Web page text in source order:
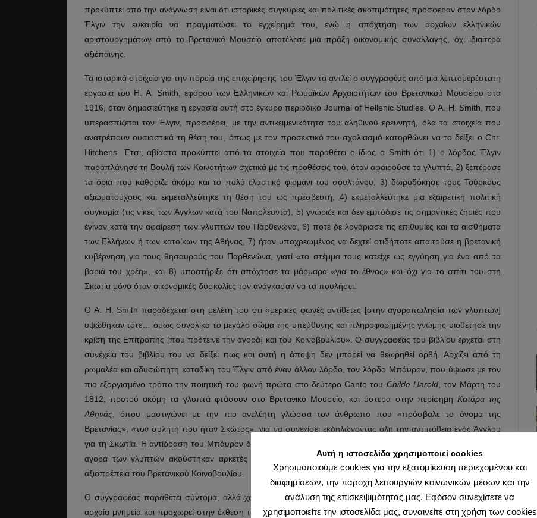
προκύπτει από την ανάγνωση είναι ότι ιστορικές συγκυρίες και πολιτικές σκοπιμότητες πρόσφεραν στον λόρδο
Έλγιν την ευκαιρία να πραγματώσει το εγχείρημά του, ενώ η απόχτηση των αρχαίων ελληνικών
αριστουργημάτων από το Βρετανικό Μουσείο αποτέλεσε μια πράξη οικονομικής συναλλαγής, όχι ιδιαίτερα
αξιέπαινης.
Τα ιστορικά στοιχεία για την πορεία της επιχείρησης του Έλγιν τα αντλεί ο συγγραφέας από μια λεπτομερέστατη
εργασία του H. A. Smith, εφόρου των Ελληνικών και Ρωμαϊκών Αρχαιοτήτων του Βρετανικού Μουσείου στα
1916, όταν δημοσιεύτηκε η εργασία αυτή στο έγκυρο περιοδικό Journal of Hellenic Studies. Ο A. H. Smith, που
υπερασπίζεται τον Έλγιν, προσφέρει, με την αντικειμενικότητα του αληθινού ερευνητή, όλα τα στοιχεία που
ανατρέπουν ουσιαστικά τη θέση του, όπως με τον προσεκτικό του σχολιασμό κατορθώνει να το δείξει ο Chr.
Hitchens. Έτσι, αβίαστα προκύπτει από τα στοιχεία που παραθέτει ο ίδιος ο Smith ότι 1) ο λόρδος Έλγιν
παραπλάνησε τη Βουλή των Κοινοτήτων σχετικά με τις προθέσεις του, όταν αφαιρούσε τα γλυπτά, 2) ξεπέρασε
τα όρια που καθόριζε ακόμα και το πολύ ελαστικό φιρμάνι του σουλτάνου, 3) δωροδόκησε τους Τούρκους
αξιωματούχους και εκμεταλλεύτηκε τη θέση του ως πρεσβευτή, 4) εκμεταλλεύτηκε μια εξαιρετική πολιτική
συγκυρία (τις νίκες των Άγγλων κατά του Ναπολέοντα), 5) γνώριζε και δεν εμπόδισε τις σημαντικές ζημιές που
έγιναν κατά την αφαίρεση των γλυπτών του Παρθενώνα, 6) ποτέ δε λογάριασε τις επιθυμίες και τα αισθήματα
των Ελλήνων ή των κατοίκων της Αθήνας, 7) ήταν υποχρεωμένος να δεχτεί οτιδήποτε απαιτούσε η βρετανική
κυβέρνηση για τους θησαυρούς του Παρθενώνα, γιατί «το στέμμα τους κατείχε ως εγγύηση για ένα από τα
βαριά του χρέη», και 8) υποστήριξε ότι απόχτησε τα μάρμαρα «για το έθνος» και όχι για το σπίτι του στη
Σκωτία μόνο όταν οικονομικές δυσκολίες τον ανάγκασαν να τα πουλήσει.
Ο A. H. Smith παραδέχεται στη μελέτη του ότι «μερικές φωνές αντίθετες [στην αγοραπωλησία των γλυπτών]
υψώθηκαν τότε… όμως συνολικά το μεγάλο σώμα της υπεύθυνης και πληροφορημένης γνώμης υιοθέτησε την
κρίση της Επιτροπής [που πρότεινε την αγορά] και του Κοινοβουλίου». Ο συγγραφέας του βιβλίου έρχεται στη
συνέχεια του βιβλίου του να δείξει πως και αυτή η άποψη δεν μπορεί να θεωρηθεί ορθή. Αρχίζει από τη
ρωμαλέα και αδυσώπητη καταδίκη του Έλγιν από έναν άλλον λόρδο, τον λόρδο Μπάυρον, που ύψωσε με τον
πιο εξοργισμένο τρόπο την ποιητική του φωνή πρώτα στο δεύτερο Canto του ChildeHarold , τον Μάρτη του
1812, προτού ακόμη τα γλυπτά φτάσουν στο Βρετανικό Μουσείο, και ύστερα στην περίφημη Κατάρα της
Αθηνάς , όπου μαστιγώνει με την πιο ανελέητη γλώσσα τον άνθρωπο που «πρόσβαλε το όνομα της
Βρετανίας», «τον συλητή που ήταν Σκώτος», για να συνεχίσει εκδηλώνοντας όλη την αντιπάθεια ενός Άγγλου
για τη Σκωτία. Η αντίδραση του Μπάυρον δεν ήταν η μόνη˙ στη συζήτηση που έγινε στο Κοινοβούλιο για την
αγορά των γλυπτών ακούστηκαν αρκετές ομόλογες κρίσεις, όσο κι αν είναι διατυπωμένες με την εθιμική
αξιοπρέπεια του Βρετανικού Κοινοβουλίου.
Ο συγγραφέας παραθέτει σύντομα, αλλά χαρακτηριστικά, τεκμήρια για τη στάση των Ελλήνων απέναντι στα
αρχαία μνημεία και προχωρεί στην έκθεση των συζητήσεων που έγιναν στη Μεγάλη Βρετανία για το ίδιο θέμα
Αυτή η ιστοσελίδα χρησιμοποιεί cookies
Χρησιμοποιούμε cookies για την εξατομίκευση περιεχομένου και
διαφημίσεων, την παροχή λειτουργιών κοινωνικών μέσων και την
ανάλυση της επισκεψιμότητας μας. Εφόσον συνεχίσετε να
χρησιμοποιείτε την ιστοσελίδα μας, συναινείτε στη χρήση των cookies